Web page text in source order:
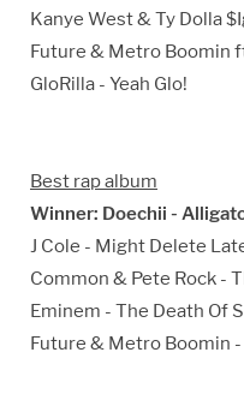
Kanye West & Ty Dolla
Future & Metro Boomin
GloRilla - Yeah Glo!
Best rap album
Winner: Doechii -
J Cole - Might Delete
Common & Pete Rock -
Eminem - The Death Of
Future & Metro Boomin